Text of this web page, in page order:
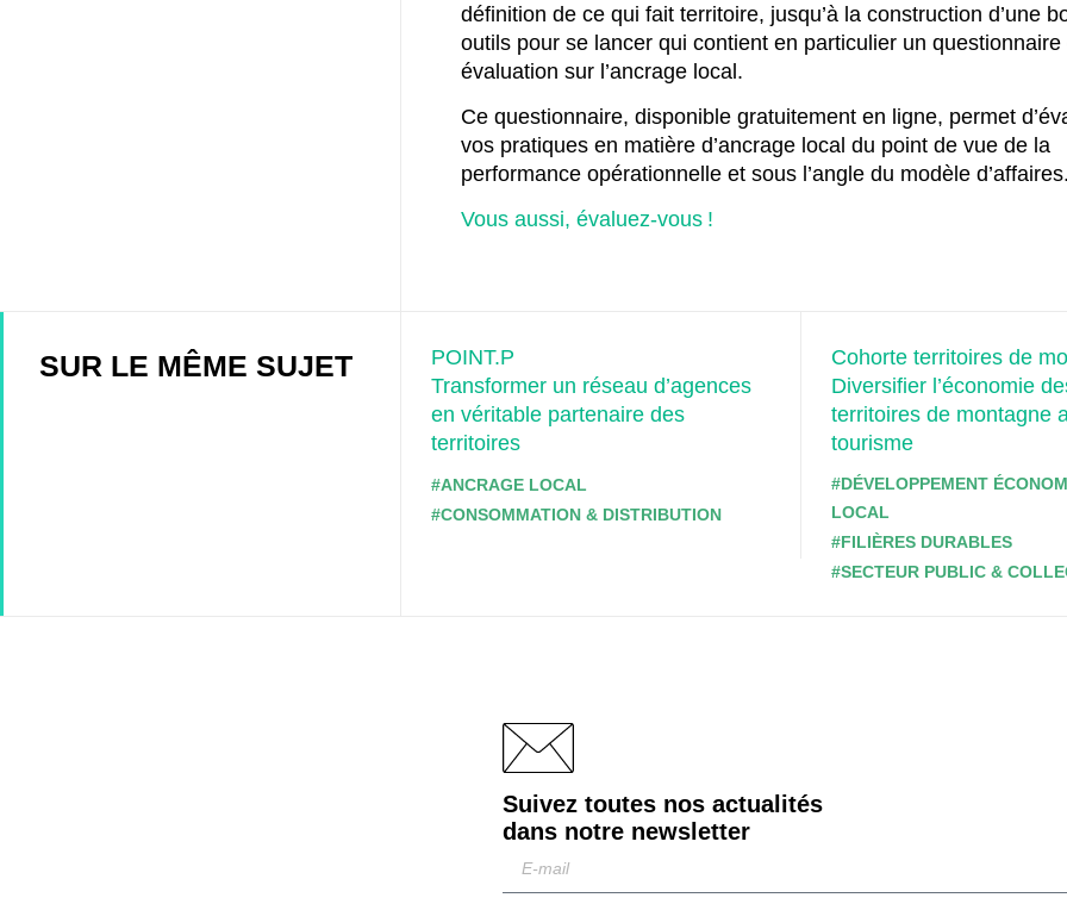
définition de ce qui fait territoire, jusqu’à la construction d’une
outils pour se lancer qui contient en particulier un questionnaire
évaluation sur l’ancrage local.
Ce questionnaire, disponible gratuitement en ligne, permet
vos pratiques en matière d’ancrage local du point de vue de la
performance opérationnelle et sous l’angle du modèle d’affaires.
Vous aussi, évaluez-vous !
SUR LE MÊME SUJET
POINT.P
Transformer un réseau d’agences
en véritable partenaire des
territoires
#ANCRAGE LOCAL
#CONSOMMATION & DISTRIBUTION
Cohorte territoires de
Diversifier l’économie
territoires de montagne
tourisme
#DÉVELOPPEMENT
LOCAL
#FILIÈRES DURABLES
#SECTEUR PUBLIC &
Suivez toutes nos actualités
dans notre newsletter